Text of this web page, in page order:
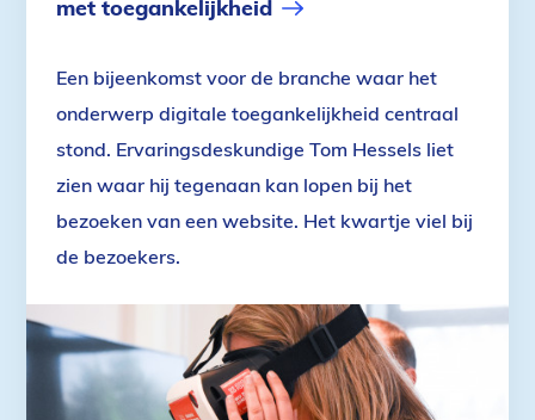
met toegankelijkheid
Een bijeenkomst voor de branche waar het
onderwerp digitale toegankelijkheid centraal
stond. Ervaringsdeskundige Tom Hessels liet
zien waar hij tegenaan kan lopen bij het
bezoeken van een website. Het kwartje viel bij
de bezoekers.